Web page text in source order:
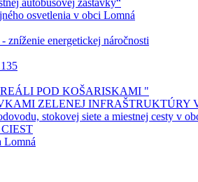
autobusovej zastávky“
osvetlenia v obci Lomná
zníženie energetickej náročnosti
POD KOŠARISKAMI "
ZELENEJ
stokovej siete a miestnej cesty v
Lomná